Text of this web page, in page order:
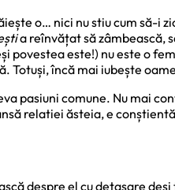
o… nici nu stiu cum să-i
a reînvățat să zâmbească,
povestea este!) nu este o
încă mai iubește
pasiuni comune. Nu mai
relatiei ăsteia, e
despre el cu detașare